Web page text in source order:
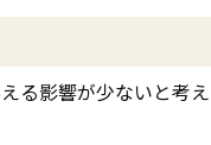
る影響が少ないと考